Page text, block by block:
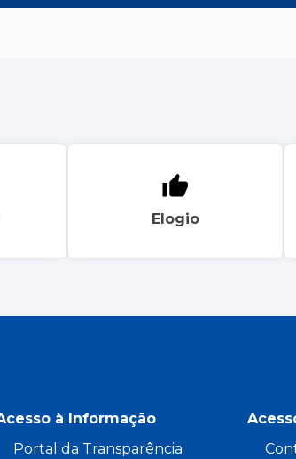
Elogio
à Informação
Portal da Transparência